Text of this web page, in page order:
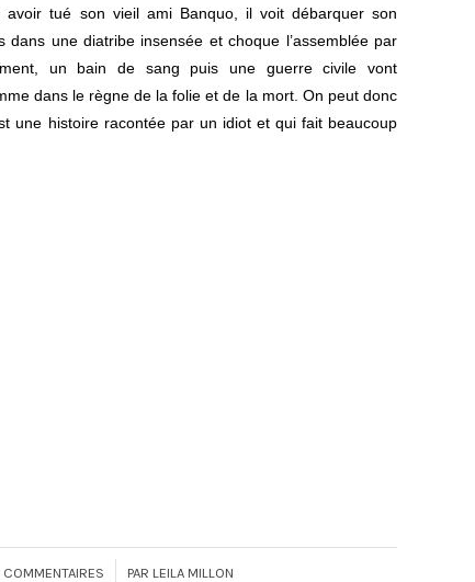
avoir tué son vieil ami Banquo, il voit débarquer son
une diatribe insensée et choque l’assemblée par
un bain de sang puis une guerre civile vont
dans le règne de la folie et de la mort. On peut donc
une histoire racontée par un idiot et qui fait beaucoup
COMMENTAIRES
/ PAR LEILA MILLON